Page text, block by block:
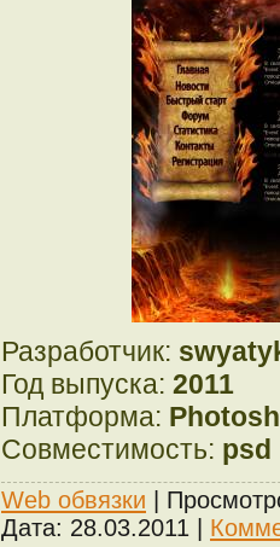
Разработчик:
Год выпуска: 2011
Платформа:
Совместимость: psd
Web обвязки |
Дата: 28.03.2011 |